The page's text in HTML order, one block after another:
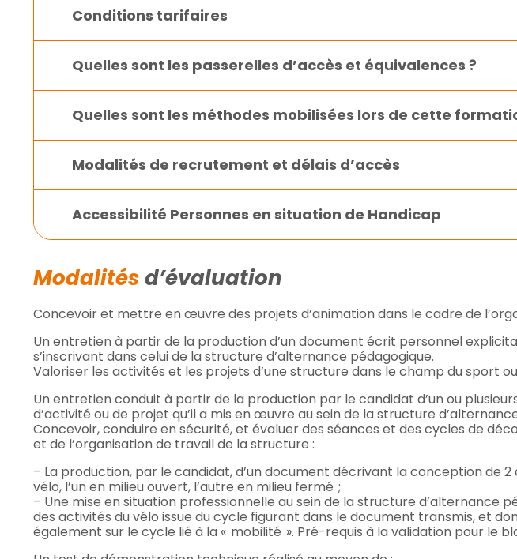
Conditions tarifaires
Quelles sont les passerelles d’accès et équivalences ?
Quelles sont les méthodes mobilisées lors de cette
Modalités de recrutement et délais d’accès
Accessibilité Personnes en situation de Handicap
Modalitésd’évaluation
Concevoir et mettre en œuvre des projets d’animation dans le cadre de
Un entretien à partir de la production d’un document écrit personnel
s’inscrivant dans celui de la structure d’alternance pédagogique.
Valoriser les activités et les projets d’une structure dans le champ du sport
Un entretien conduit à partir de la production par le candidat d’un ou
d’activité ou de projet qu’il a mis en œuvre au sein de la structure
Concevoir, conduire en sécurité, et évaluer des séances et des cycles de
et de l’organisation de travail de la structure :
– La production, par le candidat, d’un document décrivant la conception de
vélo, l’un en milieu ouvert, l’autre en milieu fermé ;
– Une mise en situation professionnelle au sein de la structure d’alternance
des activités du vélo issue du cycle figurant dans le document transmis, et
également sur le cycle lié à la « mobilité ». Pré-requis à la validation pour le